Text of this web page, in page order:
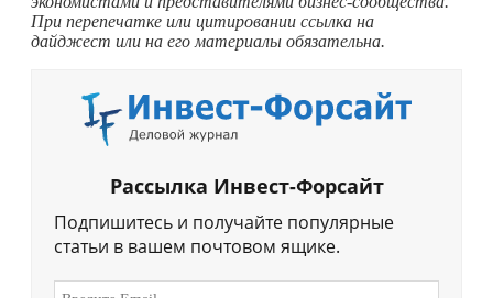
При перепечатке или цитировании ссылка на
дайджест или на его материалы обязательна.
Рассылка Инвест-Форсайт
Подпишитесь и получайте популярные
статьи в вашем почтовом ящике.